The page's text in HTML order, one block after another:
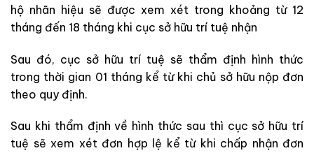
hộ nhãn hiệu sẽ được xem xét trong khoảng từ 12
tháng đến 18 tháng khi cục sở hữu trí tuệ nhận
Sau đó, cục sở hữu trí tuệ sẽ thẩm định hình thức
trong thời gian 01 tháng kể từ khi chủ sở hữu nộp đơn
theo quy định.
Sau khi thẩm định về hình thức sau thì cục sở hữu trí
tuệ sẽ xem xét đơn hợp lệ kể từ khi chấp nhận đơn